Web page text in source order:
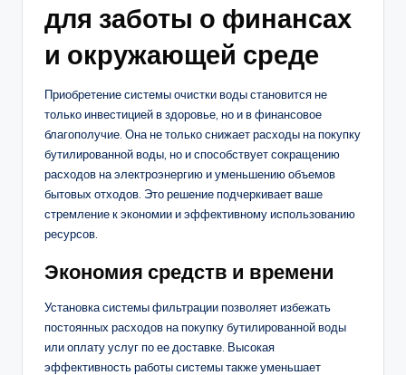
для заботы о финансах
и окружающей среде
Приобретение системы очистки воды становится не
только инвестицией в здоровье, но и в финансовое
благополучие. Она не только снижает расходы на покупку
бутилированной воды, но и способствует сокращению
расходов на электроэнергию и уменьшению объемов
бытовых отходов. Это решение подчеркивает ваше
стремление к экономии и эффективному использованию
ресурсов.
Экономия средств и времени
Установка системы фильтрации позволяет избежать
постоянных расходов на покупку бутилированной воды
или оплату услуг по ее доставке. Высокая
эффективность работы системы также уменьшает